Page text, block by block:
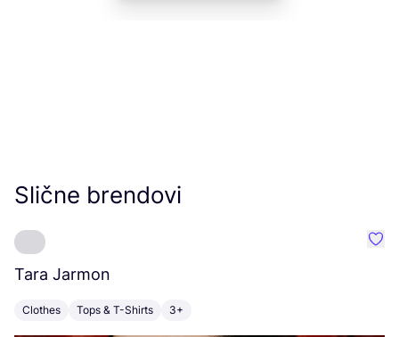
Slične brendovi
Tara Jarmon
Clothes Tops & T-Shirts 3+